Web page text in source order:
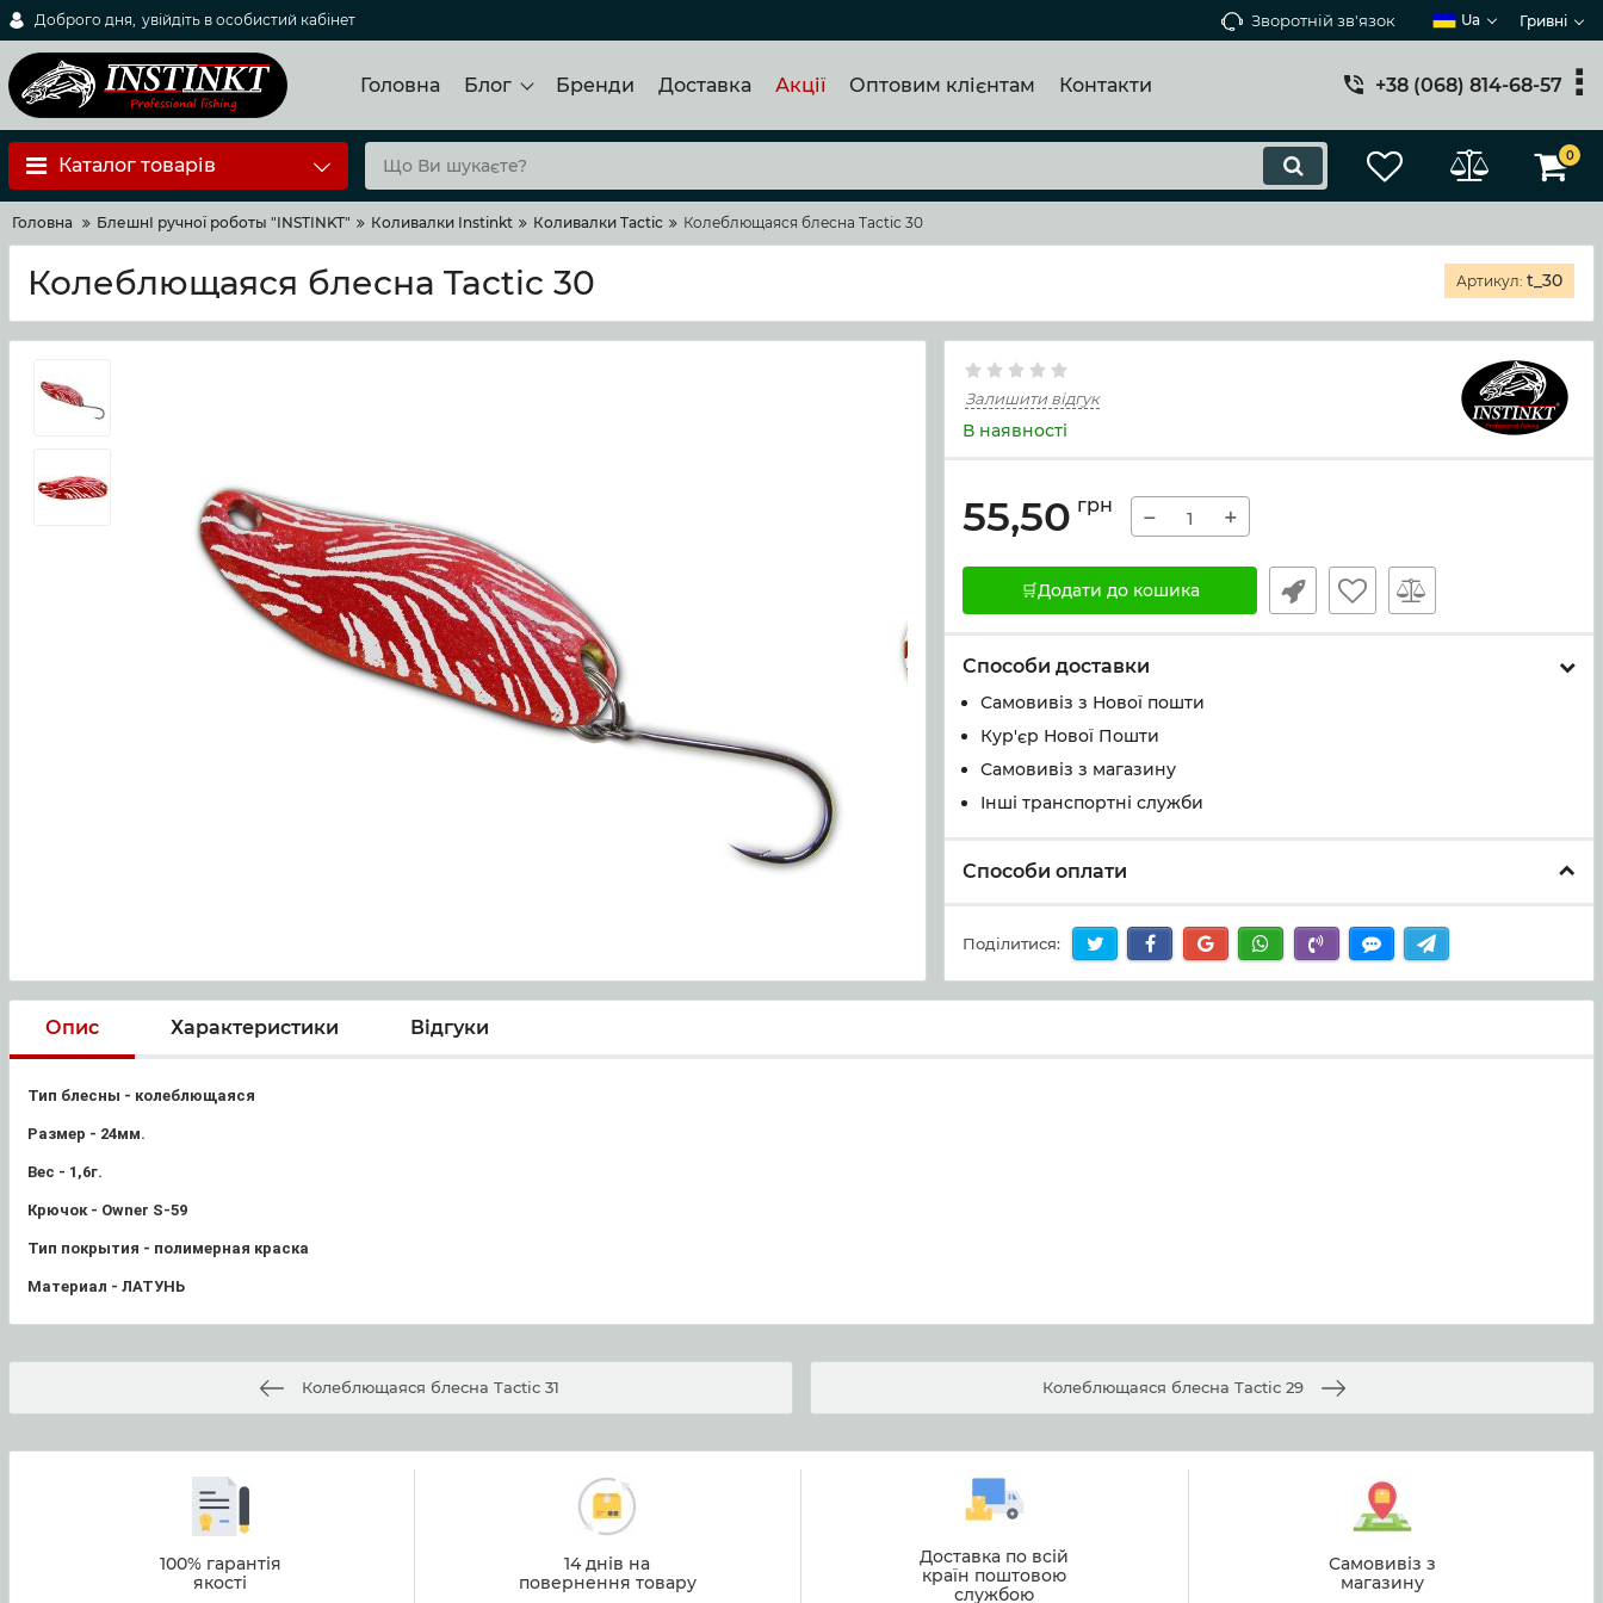
Доброго дня, увійдіть в особистий кабінет Зворотній зв'язок Ua Гривні
Головна Блог Бренди Доставка Акції Оптовим клієнтам Контакти +38 (068) 814-68-57
Каталог товарів 0
Головна БлешнI ручноï роботы "INSTINKT" Коливалки Instinkt Коливалки Tactic Колеблющаяся блесна Tactic 30
Колеблющаяся блесна Tactic 30 Артикул: t_30
Залишити відгук
В наявності
55,50 грн − +
🛒Додати до кошика
Способи доставки
Самовивіз з Нової пошти
Кур'єр Нової Пошти
Самовивіз з магазину
Інші транспортні служби
Способи оплати
Поділитися:
Опис Характеристики Відгуки
Тип блесны - колеблющаяся
Размер - 24мм.
Вес - 1,6г.
Крючок - Owner S-59
Тип покрытия - полимерная краска
Материал - ЛАТУНЬ
Колеблющаяся блесна Tactic 31 Колеблющаяся блесна Tactic 29
100% гарантія
якості
14 днів на
повернення товару
Доставка по всій
країн поштовою
службою
Самовивіз з
магазину